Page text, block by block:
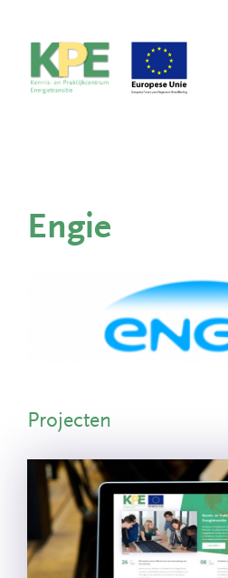
Engie
Projecten